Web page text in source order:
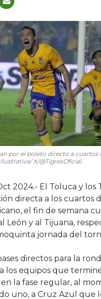
por el boleto directo a cuartos
X/@TigresOficial.
2024.- El Toluca y los
directa a los cuartos
el fin de semana
León y al Tijuana,
jornada del
directos para la
los equipos que
la fase regular, al
uno, a Cruz Azul que